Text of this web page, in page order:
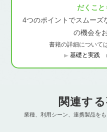
だくこと
4つのポイントでスムーズ
の機会を
書籍の詳細について
基礎と実践
関連す
業種、利用シーン、連携製品を